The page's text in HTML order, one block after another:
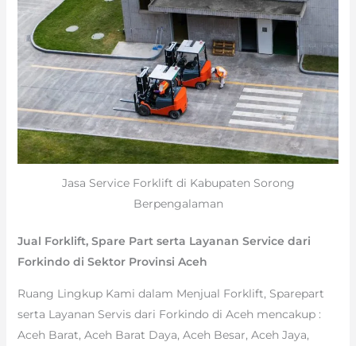
Jasa Service Forklift di Kabupaten Sorong
Berpengalaman
Jual Forklift, Spare Part serta Layanan Service dari
Forkindo di Sektor Provinsi Aceh
Ruang Lingkup Kami dalam Menjual Forklift, Sparepart
serta Layanan Servis dari Forkindo di Aceh mencakup :
Aceh Barat, Aceh Barat Daya, Aceh Besar, Aceh Jaya,